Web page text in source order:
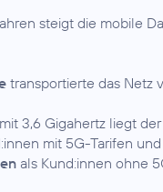
steigt die mobile
transportierte das Netz
3,6 Gigahertz liegt der
mit 5G-Tarifen
als Kund:innen ohne